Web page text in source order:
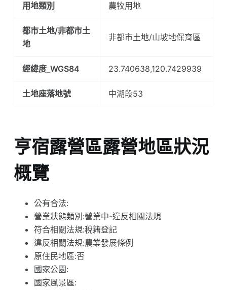
用地類別 農牧用地
都市土地/非都市土
地
非都市土地/山坡地保育區
經緯度_WGS84 23.740638,120.7429939
土地座落地號 中湖段53
亨宿露營區露營地區狀況
概覽
公有合法:
營業狀態類別:營業中-違反相關法規
符合相關法規:稅籍登記
違反相關法規:農業發展條例
原住民地區:否
國家公園:
國家風景區: